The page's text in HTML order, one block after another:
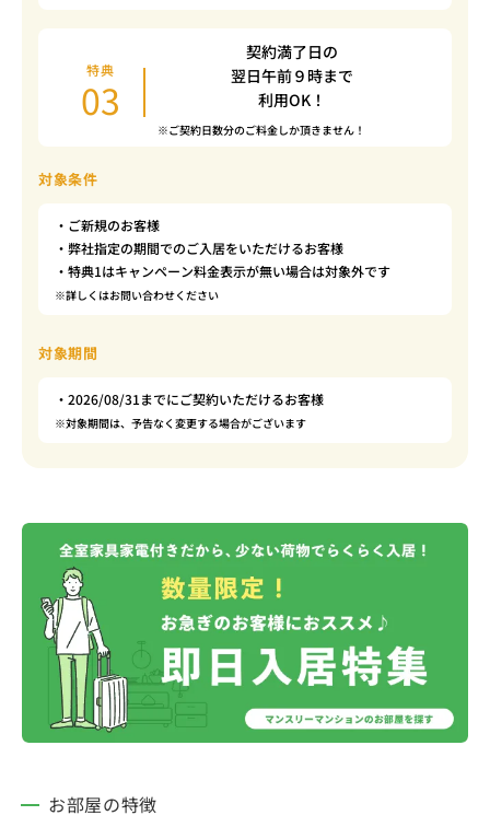
特典
03
契約満了日の
翌日午前９時まで
利用OK！
※ご契約日数分のご料金しか頂きません！
対象条件
・ご新規のお客様
・弊社指定の期間でのご入居をいただけるお客様
・特典1はキャンペーン料金表示が無い場合は対象外です
※詳しくはお問い合わせください
対象期間
・2026/08/31までにご契約いただけるお客様
※対象期間は、予告なく変更する場合がございます
お部屋の特徴